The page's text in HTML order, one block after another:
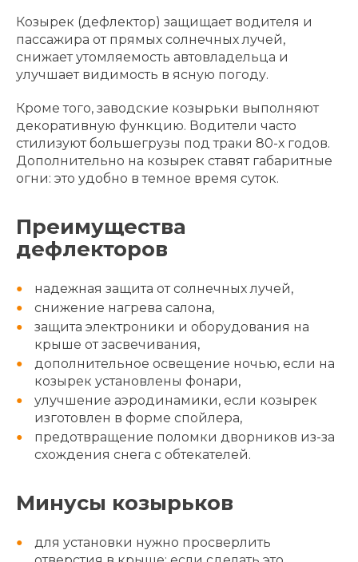
Козырек (дефлектор) защищает водителя и
пассажира от прямых солнечных лучей,
снижает утомляемость автовладельца и
улучшает видимость в ясную погоду.
Кроме того, заводские козырьки выполняют
декоративную функцию. Водители часто
стилизуют большегрузы под траки 80-х годов.
Дополнительно на козырек ставят габаритные
огни: это удобно в темное время суток.
Преимущества
дефлекторов
надежная защита от солнечных лучей,
снижение нагрева салона,
защита электроники и оборудования на
крыше от засвечивания,
дополнительное освещение ночью, если на
козырек установлены фонари,
улучшение аэродинамики, если козырек
изготовлен в форме спойлера,
предотвращение поломки дворников из-за
схождения снега с обтекателей.
Минусы козырьков
для установки нужно просверлить